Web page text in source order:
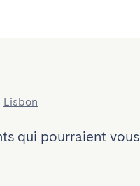
Lisbon
qui pourraient vous